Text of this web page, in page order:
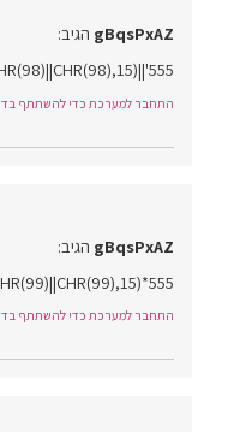
gBqsPxAZ הגיב:
555'||DBMS_PIPE.RECEIVE_MESSAGE(CHR(98)||CHR(98)||CHR(98),15)||'
התחבר למערכת כדי להשתתף בדיון
gBqsPxAZ הגיב:
555*DBMS_PIPE.RECEIVE_MESSAGE(CHR(99)||CHR(99)||CHR(99),15)
התחבר למערכת כדי להשתתף בדיון